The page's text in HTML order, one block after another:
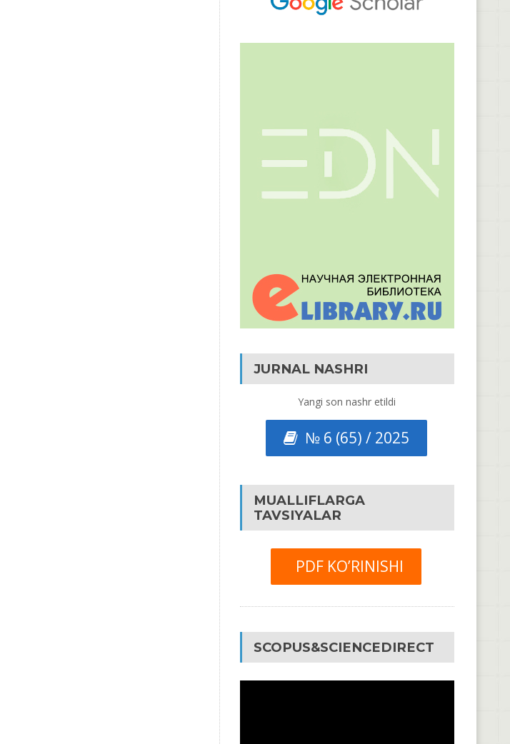
JURNAL NASHRI
Yangi son nashr etildi
№ 6 (65) / 2025
MUALLIFLARGA
TAVSIYALAR
PDF KO’RINISHI
SCOPUS&SCIENCEDIRECT